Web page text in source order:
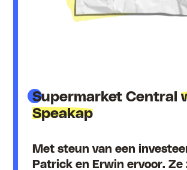
Supermarket Central
Speakap
Met steun van een
Patrick en Erwin ervoor. Ze